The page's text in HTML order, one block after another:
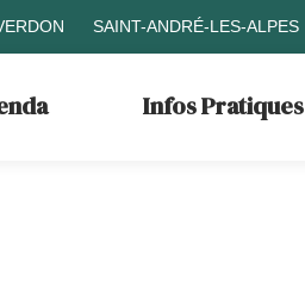
SAINT-ANDRÉ-LES-ALPES
Infos Pratiques